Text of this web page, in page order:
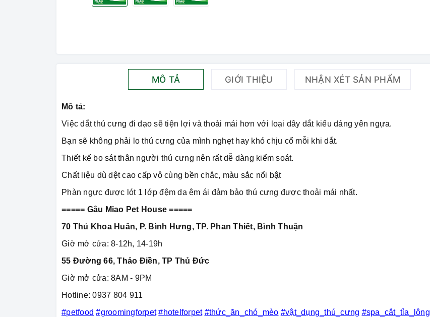
MÔ TẢ GIỚI THIỆU NHẬN XÉT SẢN PHẨM
Mô tả:
Việc dắt thú cưng đi dạo sẽ tiện lợi và thoải mái hơn với loại dây dắt kiểu dáng yên ngựa.
Bạn sẽ không phải lo thú cưng của mình nghẹt hay khó chịu cổ mỗi khi dắt.
Thiết kế bo sát thân người thú cưng nên rất dễ dàng kiểm soát.
Chất liệu dù dệt cao cấp vô cùng bền chắc, màu sắc nổi bật
Phàn ngực được lót 1 lớp đệm da êm ái đảm bảo thú cưng được thoải mái nhất.
===== Gâu Miao Pet House =====
70 Thủ Khoa Huân, P. Bình Hưng, TP. Phan Thiết, Bình Thuận
Giờ mở cửa: 8-12h, 14-19h
55 Đường 66, Thảo Điền, TP Thủ Đức
Giờ mở cửa: 8AM - 9PM
Hotline: 0937 804 911
#petfood #groomingforpet #hotelforpet #thức_ăn_chó_mèo #vật_dụng_thú_cưng #spa_cắt_tỉa_lông